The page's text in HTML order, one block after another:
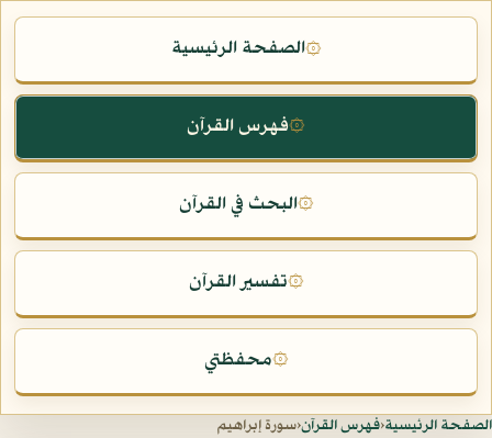
۞الصفحة الرئيسية
۞فهرس القرآن
۞البحث في القرآن
۞تفسير القرآن
۞محفظتي
الصفحة الرئيسية‹فهرس القرآن‹سورة إبراهيم